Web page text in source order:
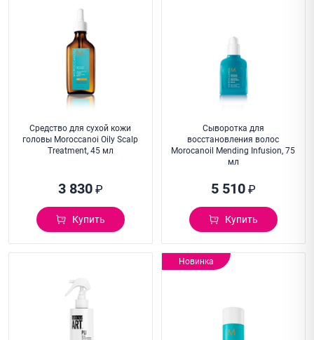
Средство для сухой кожи
головы Moroccanoi Oily Scalp
Treatment, 45 мл
3 830₽
Купить
Сыворотка для
восстановления волос
Morocanoil Mending Infusion, 75
мл
5 510₽
Купить
Новинка